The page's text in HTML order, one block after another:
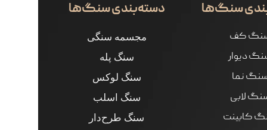
سنگ‌ها
کف
دیوار
سنگ نما
لابی
کابینت
دسته‌بندی سنگ‌ها
مجسمه سنگی
سنگ پله
سنگ لوکس
سنگ اسلب
سنگ طرح‌دار